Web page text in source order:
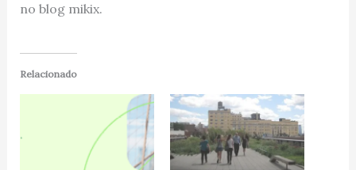
no blog mikix.
Relacionado